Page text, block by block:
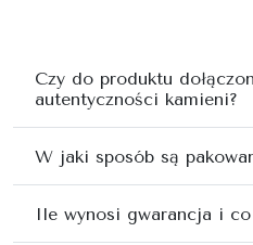
Czy do produktu
autentyczności kamieni?
W jaki sposób są
Ile wynosi gwarancja i